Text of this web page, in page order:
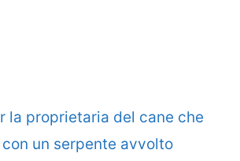
la proprietaria del cane che
un serpente avvolto